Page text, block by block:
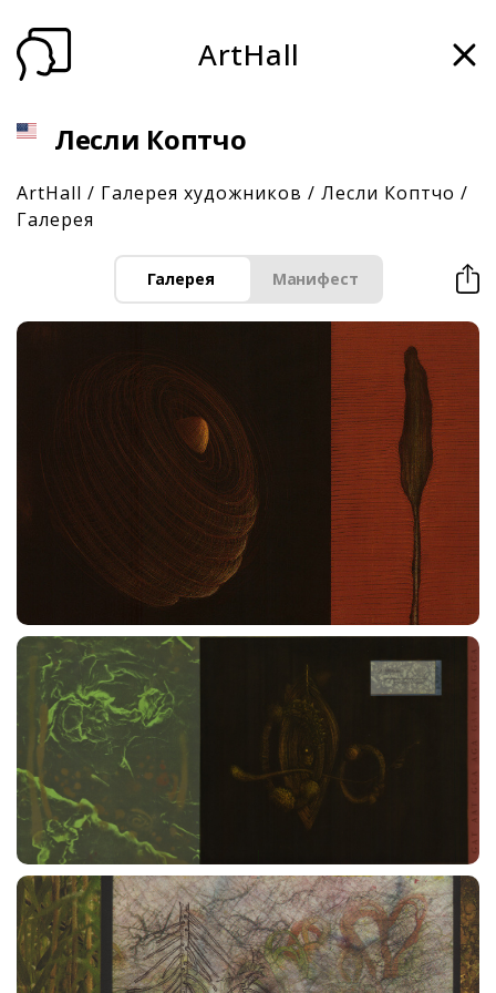
ArtHall
Лесли Коптчо
ArtHall / Галерея художников / Лесли Коптчо /
Галерея
Галерея Манифест